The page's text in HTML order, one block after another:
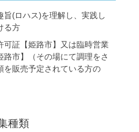
旨(ロハス)を理解し、実践し
る方
可証【姫路市】又は臨時営業
路市】（その場にて調理をさ
を販売予定されている方の
種類